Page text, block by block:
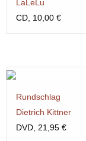
LaLeLu
CD, 10,00 €
Rundschlag
Dietrich Kittner
DVD, 21,95 €